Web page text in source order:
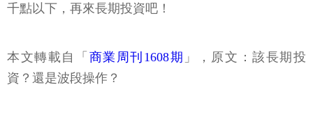
千點以下，再來長期投資吧！
本文轉載自「 商業周刊1608期 」，原文：該長期投
資？還是波段操作？